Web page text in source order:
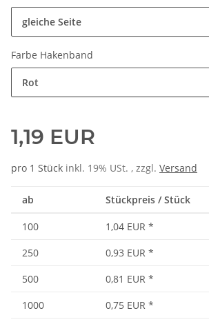
gleiche Seite
Farbe Hakenband
Rot
1,19 EUR
pro 1 Stück inkl. 19% USt. , zzgl. Versand
ab Stückpreis / Stück
100 1,04 EUR *
250
0,93 EUR *
500
0,81 EUR *
1000
0,75 EUR *